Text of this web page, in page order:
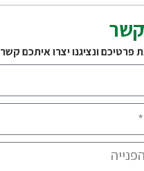
פרטיכם ונציגנו יצרו איתכם קשר